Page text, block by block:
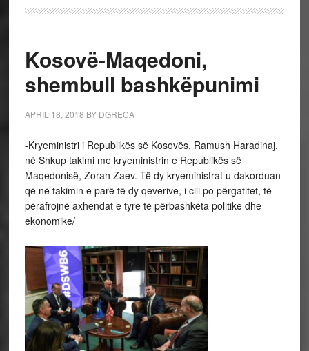
Kosovë-Maqedoni,
shembull bashkëpunimi
APRIL 18, 2018 BY DGRECA
-Kryeministri i Republikës së Kosovës, Ramush Haradinaj,
në Shkup takimi me kryeministrin e Republikës së
Maqedonisë, Zoran Zaev. Të dy kryeministrat u dakorduan
që në takimin e parë të dy qeverive, i cili po përgatitet, të
përafrojnë axhendat e tyre të përbashkëta politike dhe
ekonomike/